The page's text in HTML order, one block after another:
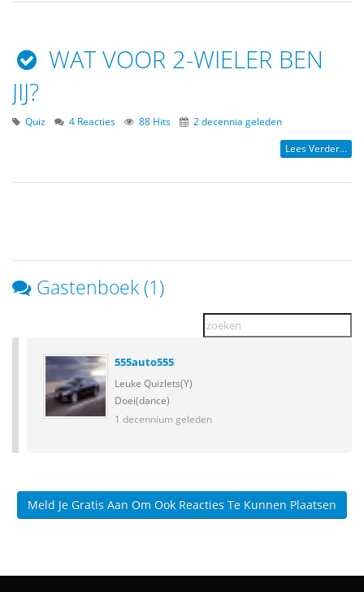
WAT VOOR 2-WIELER BEN
JIJ?
Quiz 4 Reacties 88 Hits 2 decennia geleden
Lees Verder...
Gastenboek (1)
555auto555
Leuke Quizlets(Y)
Doei(dance)
1 decennium geleden
Meld Je Gratis Aan Om Ook Reacties Te Kunnen Plaatsen